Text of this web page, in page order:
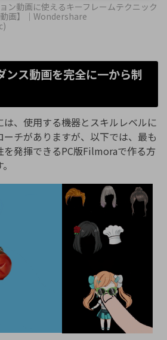
ン動画に使えるキーフレームテクニック
画】｜Wondershare
ス動画を完全に一から制
、使用する機器とスキルレベルに
チがありますが、以下では、最も
発揮できるPC版Filmoraで作る方